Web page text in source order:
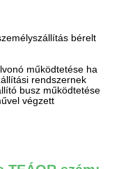
bérelt
működtetése ha
rendszernek
busz működtetése
végzett